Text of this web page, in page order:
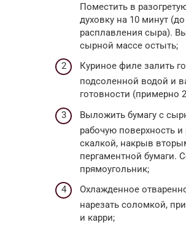
Поместить в
духовку на 10 минут
расплавления сыра).
сырной массе остыть;
Куриное филе залить
подсоленной водой и
готовности (примерно
Выложить бумагу с
рабочую поверхность и
скалкой, накрыв
пергаментной бумаги.
прямоугольник;
Охлажденное
нарезать соломкой,
и карри;